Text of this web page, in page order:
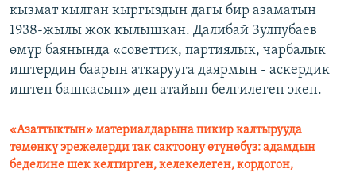
кызмат кылган кыргыздын дагы бир азаматын
1938-жылы жок кылышкан. Далибай Зулпубаев
өмүр баянында «советтик, партиялык, чарбалык
иштердин баарын аткарууга даярмын - аскердик
иштен башкасын» деп атайын белгилеген экен.
«Азаттыктын» материалдарына пикир калтырууда
төмөнкү эрежелерди так сактоону өтүнөбүз: адамдын
беделине шек келтирген, келекелеген, кордогон,